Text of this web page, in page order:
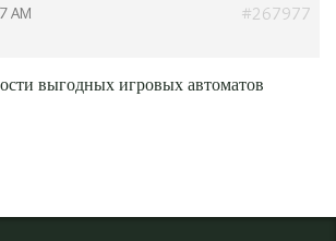
AM #267977
выгодных игровых автоматов